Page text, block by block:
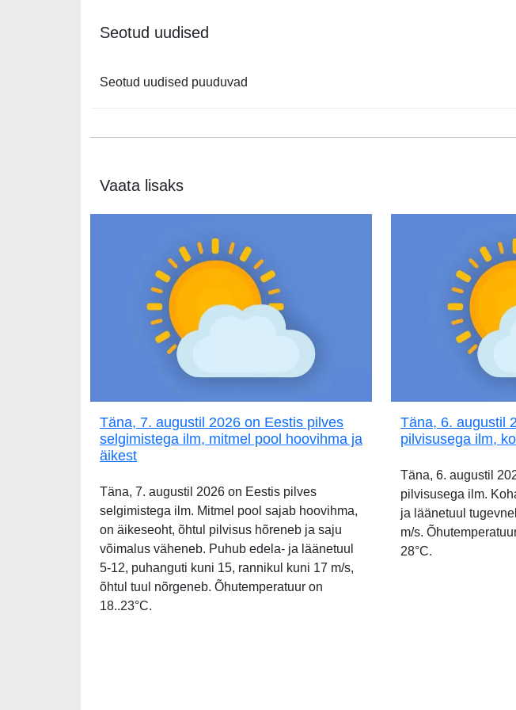
Seotud uudised
Seotud uudised puuduvad
Vaata lisaks
Täna, 7. augustil 2026 on Eestis pilves
selgimistega ilm, mitmel pool hoovihma ja
äikest
Täna, 7. augustil 2026 on Eestis pilves
selgimistega ilm. Mitmel pool sajab hoovihma,
on äikeseoht, õhtul pilvisus hõreneb ja saju
võimalus väheneb. Puhub edela- ja läänetuul
5-12, puhanguti kuni 15, rannikul kuni 17 m/s,
õhtul tuul nõrgeneb. Õhutemperatuur on
18..23°C.
Täna, 6. augustil
pilvisusega ilm,
Täna, 6. augustil
pilvisusega ilm.
ja läänetuul
m/s.
28°C.